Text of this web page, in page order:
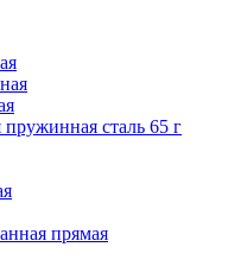
сталь 65 г
прямая